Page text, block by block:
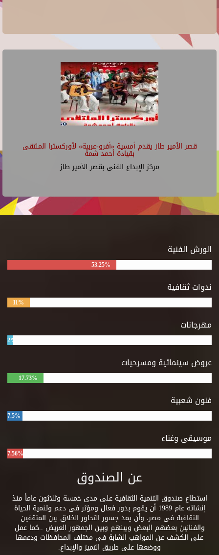
قصر الأمير طاز يقدم أمسية «أفرو-عربية» لأوركسترا الملتقى
بقيادة أحمد شمة
مركز الإبداع الفنى بقصر الأمير طاز
الورش الفنية
53.25%
ندوات ثقافية
11%
مهرجانات
2%
عروض سينمائية ومسرحيات
17.73%
فنون شعبية
7.5%
موسيقى وغناء
7.56%
عن الصندوق
استطاع صندوق التنمية الثقافية على مدى خمسة وثلاثون عاماً منذ
إنشائه عام 1989 أن يقوم بدور فعال ومؤثر فى دعم وتنمية الحياة
الثقافية فى مصر، وأن يمد جسور التحاور الخلاق بين المثقفين
والفنانين بعضهم البعض وبينهم وبين الجمهور العريض ..كما عمل
على الكشف عن المواهب الشابة فى مختلف المحافظات ودعمها
ووضعها على طريق التميز والإبداع.